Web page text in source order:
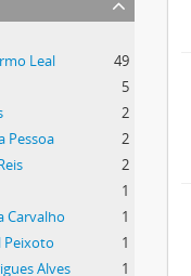
Leal
49
5
2
Pessoa
2
2
1
Carvalho
1
Peixoto
1
Alves
1